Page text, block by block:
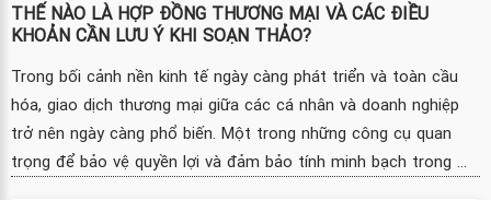
THẾ NÀO LÀ HỢP ĐỒNG THƯƠNG MẠI VÀ CÁC ĐIỀU
KHOẢN CẦN LƯU Ý KHI SOẠN THẢO?
Trong bối cảnh nền kinh tế ngày càng phát triển và toàn cầu
hóa, giao dịch thương mại giữa các cá nhân và doanh nghiệp
trở nên ngày càng phổ biến. Một trong những công cụ quan
trọng để bảo vệ quyền lợi và đảm bảo tính minh bạch trong ...